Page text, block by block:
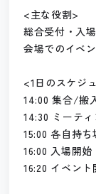
<主な役割>
総合受付・入
会場でのイベ
<1日のスケジ
14:00 集合/搬
14:30 ミーテ
15:00 各自持
16:00 入場開
16:20 イベン